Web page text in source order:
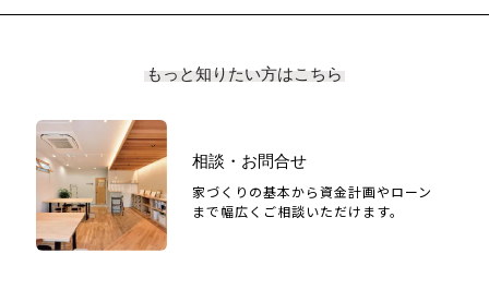
もっと知りたい方はこちら
相談・お問合せ
家づくりの基本から資金計画やローン
まで幅広くご相談いただけます。